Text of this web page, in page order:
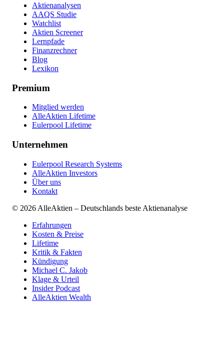
Aktienanalysen
AAQS Studie
Watchlist
Aktien Screener
Lernpfade
Finanzrechner
Blog
Lexikon
Premium
Mitglied werden
AlleAktien Lifetime
Eulerpool Lifetime
Unternehmen
Eulerpool Research Systems
AlleAktien Investors
Über uns
Kontakt
© 2026 AlleAktien – Deutschlands beste Aktienanalyse
Erfahrungen
Kosten & Preise
Lifetime
Kritik & Fakten
Kündigung
Michael C. Jakob
Klage & Urteil
Insider Podcast
AlleAktien Wealth